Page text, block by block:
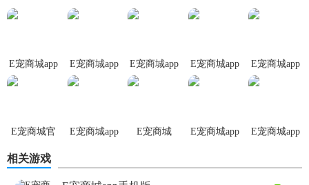
2. 社区互动性强：构建宠物主人交流圈，分享养宠乐趣与经
3. 专业客服：提供24小时在线客服，解答用户疑问。
4. 限时折扣：定期推出限时优惠活动，让购物更实惠。
客服24小时在线...
E宠商城app
E宠商城app
E宠商城app
官方正版
E宠商城app
E宠商城app
E宠商城官
E宠商城app
E宠商城
E宠商城app
E宠商城app
相关游戏